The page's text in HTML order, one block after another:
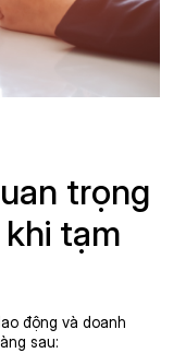
trọng
tạm
động và doanh
sau: